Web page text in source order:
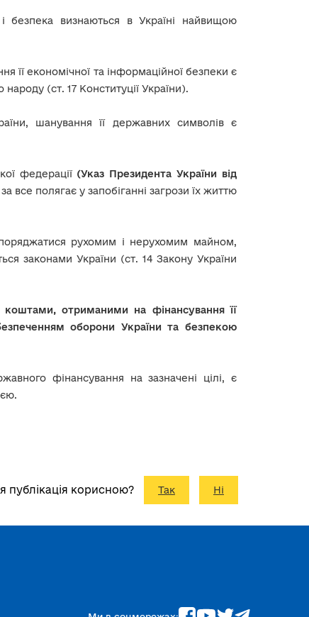
і безпека визнаються в Україні найвищою
її економічної та інформаційної безпеки є
(ст. 17 Конституції України).
шанування її державних символів є
федерації (Указ Президента України від
все полягає у запобіганні загрози їх життю
рухомим і нерухомим майном,
законами України (ст. 14 Закону України
отриманими на фінансування її
оборони України та безпекою
фінансування на зазначені цілі, є
публікація корисною? Так Ні